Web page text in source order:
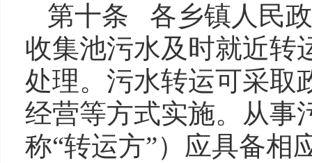
第十条 各乡镇人民
收集池污水及时就近转
处理。污水转运可采取
经营等方式实施。从事
称“转运方”）应具备相